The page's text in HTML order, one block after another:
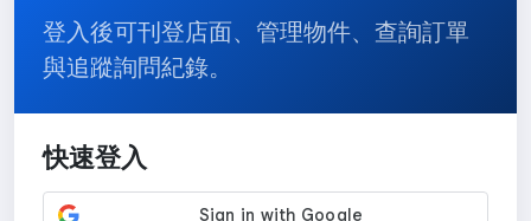
登入後可刊登店面、管理物件、查詢訂單
與追蹤詢問紀錄。
快速登入